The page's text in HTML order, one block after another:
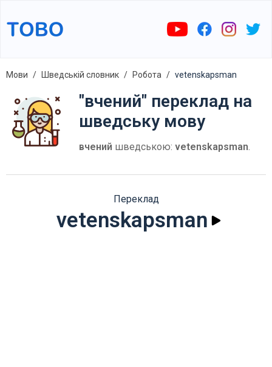
Мови Шведській словник Робота vetenskapsman
"вчений" переклад на
шведську мову
вчений шведською: vetenskapsman.
Переклад
vetenskapsman